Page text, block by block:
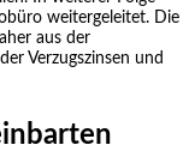
weitergeleitet. Die
aus der
Verzugszinsen und